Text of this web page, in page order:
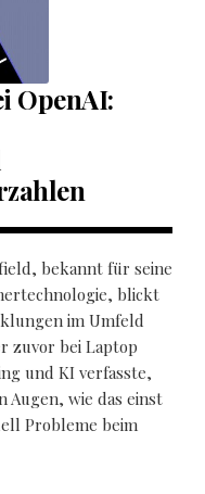
OpenAI:
bekannt für seine
blickt
im Umfeld
zuvor bei Laptop
und KI verfasste,
Augen, wie das einst
Probleme beim